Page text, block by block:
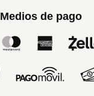
Medios de pago